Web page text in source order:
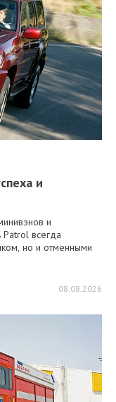
и
и
Patrol всегда
но и отменными
08.08.2026